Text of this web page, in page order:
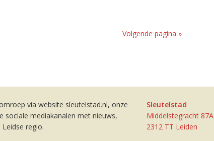
Volgende pagina »
via website sleutelstad.nl, onze
sociale mediakanalen met nieuws,
regio.
Sleutelstad
Middelstegracht 87A
2312 TT Leiden